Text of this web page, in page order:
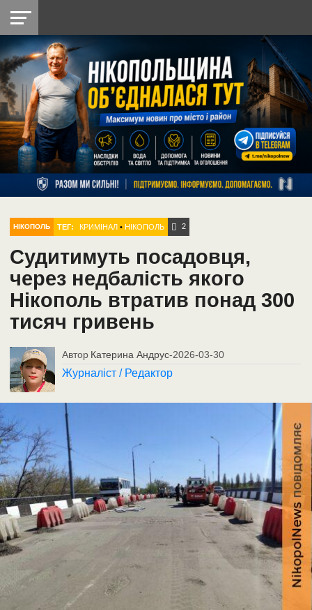
НІКОПОЛЬ
РАЙОН
СІЧЕСЛАВСЬКА
УКРАЇНА
РЕТРО
НІКОПОЛЬ
ЛАЙТ
УКРАЇНА
ДОПОМОГА
РАДІО
НІКОПОЛЬ ТЕГ: КРИМІНАЛ •НІКОПОЛЬ 2
Судитимуть посадовця,
через недбалість якого
Нікополь втратив понад 300
тисяч гривень
Автор Катерина Андрус-2026-03-30
Журналіст / Редактор